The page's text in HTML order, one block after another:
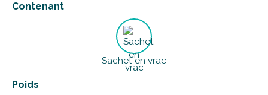
Contenant
Sachet en vrac
Poids